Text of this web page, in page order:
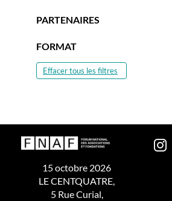
PARTENAIRES
FORMAT
Effacer tous les filtres
15 octobre 2026
LE CENTQUATRE,
5 Rue Curial,